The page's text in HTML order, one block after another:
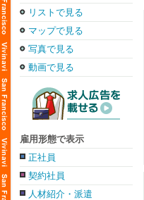
リストで見る
マップで見る
写真で見る
動画で見る
雇用形態で表示
正社員
契約社員
人材紹介・派遣